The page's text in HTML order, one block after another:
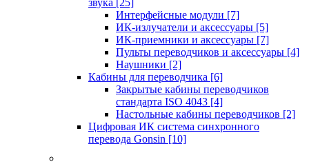
звука [25]
Интерфейсные модули [7]
ИК-излучатели и аксессуары [5]
ИК-приемники и аксессуары [7]
Пульты переводчиков и аксессуары [4]
Наушники [2]
Кабины для переводчика [6]
Закрытые кабины переводчиков
стандарта ISO 4043 [4]
Настольные кабины переводчиков [2]
Цифровая ИК система синхронного
перевода Gonsin [10]